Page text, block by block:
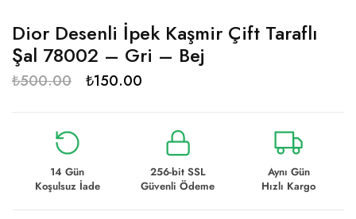
Dior Desenli İpek Kaşmir Çift Taraflı
Şal 78002 – Gri – Bej
₺500.00 ₺150.00
14 Gün
Koşulsuz İade
256-bit SSL
Güvenli Ödeme
Aynı Gün
Hızlı Kargo